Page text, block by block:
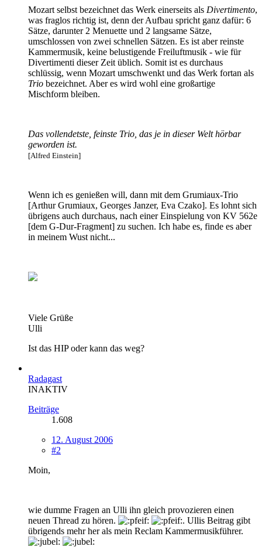
Mozart selbst bezeichnet das Werk einerseits als Divertimento,
was fraglos richtig ist, denn der Aufbau spricht ganz dafür: 6
Sätze, darunter 2 Menuette und 2 langsame Sätze,
umschlossen von zwei schnellen Sätzen. Es ist aber reinste
Kammermusik, keine belustigende Freiluftmusik - wie für
Divertimenti dieser Zeit üblich. Somit ist es durchaus
schlüssig, wenn Mozart umschwenkt und das Werk fortan als
Trio bezeichnet. Aber es wird wohl eine großartige
Mischform bleiben.
Das vollendetste, feinste Trio, das je in dieser Welt hörbar
geworden ist.
[Alfred Einstein]
Wenn ich es genießen will, dann mit dem Grumiaux-Trio
[Arthur Grumiaux, Georges Janzer, Eva Czako]. Es lohnt sich
übrigens auch durchaus, nach einer Einspielung von KV 562e
[dem G-Dur-Fragment] zu suchen. Ich habe es, finde es aber
in meinem Wust nicht...
Viele Grüße
Ulli
Ist das HIP oder kann das weg?
Radagast
INAKTIV
Beiträge
1.608
12. August 2006
#2
Moin,
wie dumme Fragen an Ulli ihn gleich provozieren einen
neuen Thread zu hören.
. Ullis Beitrag gibt
übrigends mehr her als mein Reclam Kammermusikführer.